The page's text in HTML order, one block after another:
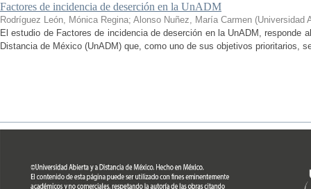
Factores de incidencia de deserción en la UnADM
Rodríguez León, Mónica Regina; Alonso Nuñez, María Carmen (Universidad
El estudio de Factores de incidencia de deserción en la UnADM, responde
Distancia de México (UnADM) que, como uno de sus objetivos prioritarios,